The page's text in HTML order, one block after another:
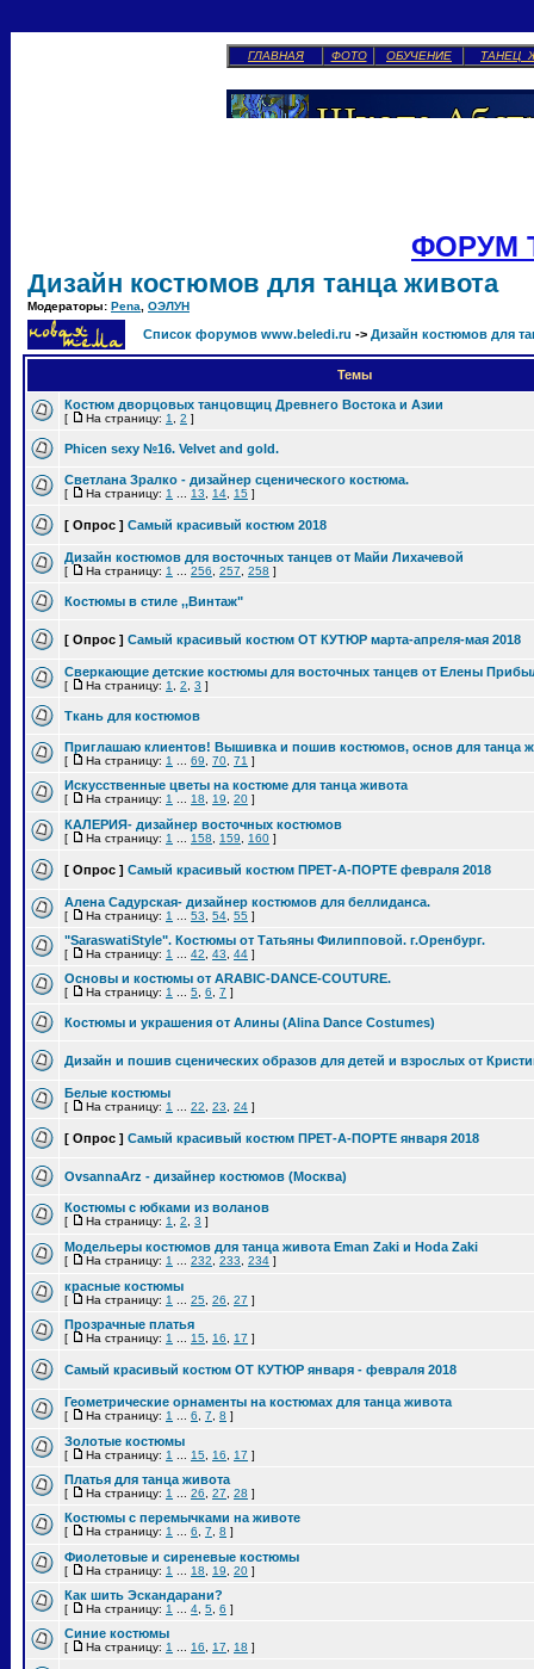
ГЛАВНАЯ ФОТО ОБУЧЕНИЕ ТАНЕЦ
ФОРУМ
Дизайн костюмов для танца живота
Модераторы: Pena ОЭЛУН
Список форумов www.beledi.ru -> Дизайн костюмов для
Темы
Костюм дворцовых танцовщиц Древнего Востока и Азии
[ На страницу: 1 2 ]
Phicen sexy №16. Velvet and gold.
Светлана Зралко - дизайнер сценического костюма.
[ На страницу: 1 13 14 15 ]
[ Опрос ] Самый красивый костюм 2018
Дизайн костюмов для восточных танцев от Майи Лихачевой
[ На страницу: 1 256 257 258 ]
Костюмы в стиле ,,Винтаж"
[ Опрос ] Самый красивый костюм ОТ КУТЮР марта-апреля-мая 2018
Сверкающие детские костюмы для восточных танцев от Елены
[ На страницу: 1 2 3 ]
Ткань для костюмов
Приглашаю клиентов! Вышивка и пошив костюмов, основ для танца
[ На страницу: 1 69 70 71 ]
Искусственные цветы на костюме для танца живота
[ На страницу: 1 18 19 20 ]
КАЛЕРИЯ- дизайнер восточных костюмов
[ На страницу: 1 158 159 160 ]
[ Опрос ] Самый красивый костюм ПРЕТ-А-ПОРТЕ февраля 2018
Алена Садурская- дизайнер костюмов для беллиданса.
[ На страницу: 1 53 54 55 ]
"SaraswatiStyle". Костюмы от Татьяны Филипповой. г.Оренбург.
[ На страницу: 1 42 43 44 ]
Основы и костюмы от ARABIC-DANCE-COUTURE.
[ На страницу: 1 5 6 7 ]
Костюмы и украшения от Алины (Alina Dance Costumes)
Дизайн и пошив сценических образов для детей и взрослых от
Белые костюмы
[ На страницу: 1 22 23 24 ]
[ Опрос ] Самый красивый костюм ПРЕТ-А-ПОРТЕ января 2018
OvsannaArz - дизайнер костюмов (Москва)
Костюмы с юбками из воланов
[ На страницу: 1 2 3 ]
Модельеры костюмов для танца живота Eman Zaki и Hoda Zaki
[ На страницу: 1 232 233 234 ]
красные костюмы
[ На страницу: 1 25 26 27 ]
Прозрачные платья
[ На страницу: 1 15 16 17 ]
Самый красивый костюм ОТ КУТЮР января - февраля 2018
Геометрические орнаменты на костюмах для танца живота
[ На страницу: 1 6 7 8 ]
Золотые костюмы
[ На страницу: 1 15 16 17 ]
Платья для танца живота
[ На страницу: 1 26 27 28 ]
Костюмы с перемычками на животе
[ На страницу: 1 6 7 8 ]
Фиолетовые и сиреневые костюмы
[ На страницу: 1 18 19 20 ]
Как шить Эскандарани?
[ На страницу: 1 4 5 6 ]
Синие костюмы
[ На страницу: 1 16 17 18 ]